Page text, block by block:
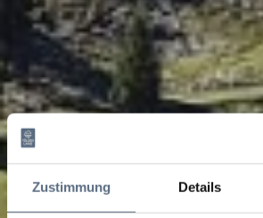
Zustimmung Details